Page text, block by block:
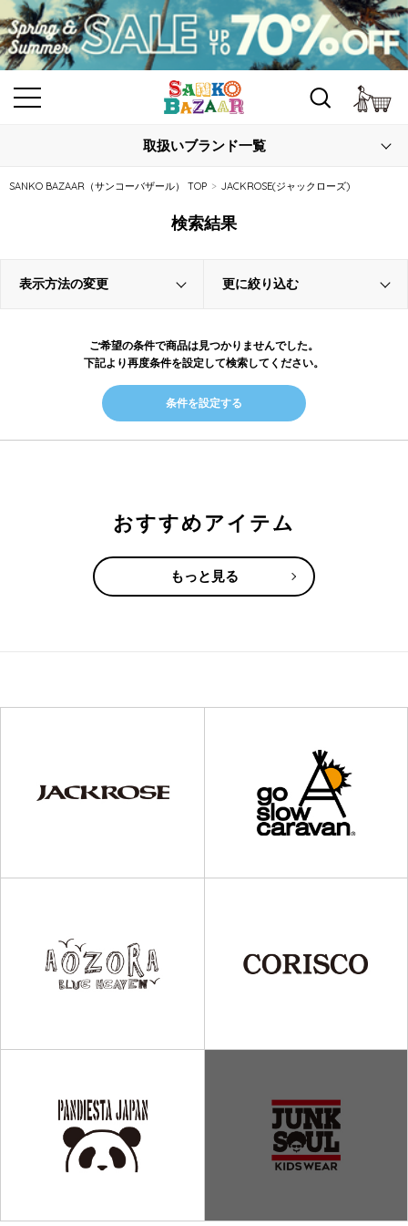
取扱いブランド一覧
SANKO BAZAAR（サンコーバザール） TOP JACKROSE(ジャックローズ)
検索結果
表示方法の変更 更に絞り込む
ご希望の条件で商品は見つかりませんでした。
下記より再度条件を設定して検索してください。
条件を設定する
おすすめアイテム
もっと見る